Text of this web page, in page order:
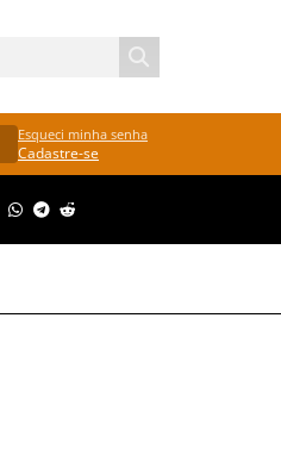
Esqueci minha senha
Cadastre-se